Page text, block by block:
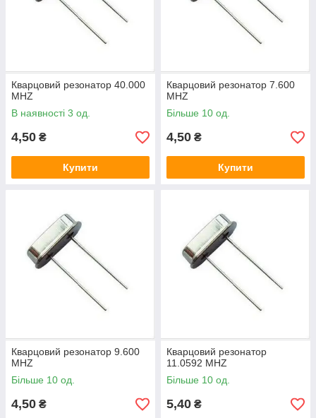
Кварцовий резонатор 40.000
MHZ
В наявності 3 од.
4,50 ₴
Купити
Кварцовий резонатор 7.600
MHZ
Більше 10 од.
4,50 ₴
Купити
Кварцовий резонатор 9.600
MHZ
Більше 10 од.
4,50 ₴
Кварцовий резонатор
11.0592 MHZ
Більше 10 од.
5,40 ₴